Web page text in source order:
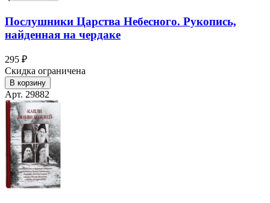
Послушники Царства Небесного. Рукопись,
найденная на чердаке
295 ₽
Скидка ограничена
В корзину
Арт. 29882